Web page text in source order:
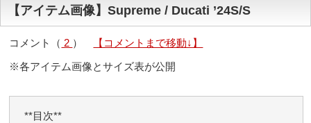
【アイテム画像】Supreme / Ducati ’24S/S
コメント（ 2 ）
【コメントまで移動↓】
※各アイテム画像とサイズ表が公開
**目次**